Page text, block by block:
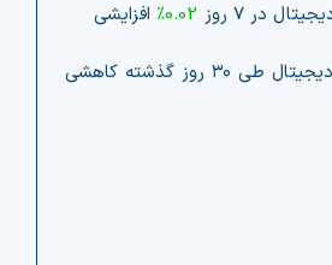
در ۷ روز 0.02% افزایشی
تغییرات قیمت ارز دیجیتال طی ۳۰ روز گذشته کاهشی